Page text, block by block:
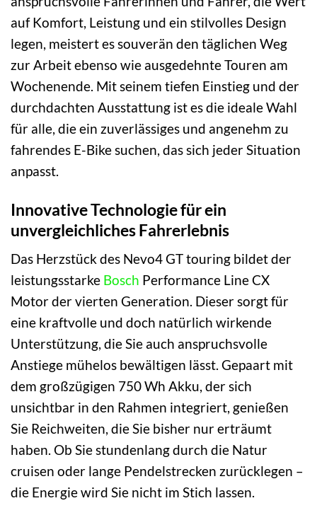
auf Komfort, Leistung und ein stilvolles Design
legen, meistert es souverän den täglichen Weg
zur Arbeit ebenso wie ausgedehnte Touren am
Wochenende. Mit seinem tiefen Einstieg und der
durchdachten Ausstattung ist es die ideale Wahl
für alle, die ein zuverlässiges und angenehm zu
fahrendes E-Bike suchen, das sich jeder Situation
anpasst.
Innovative Technologie für ein
unvergleichliches Fahrerlebnis
Das Herzstück des Nevo4 GT touring bildet der
leistungsstarke Bosch Performance Line CX
Motor der vierten Generation. Dieser sorgt für
eine kraftvolle und doch natürlich wirkende
Unterstützung, die Sie auch anspruchsvolle
Anstiege mühelos bewältigen lässt. Gepaart mit
dem großzügigen 750 Wh Akku, der sich
unsichtbar in den Rahmen integriert, genießen
Sie Reichweiten, die Sie bisher nur erträumt
haben. Ob Sie stundenlang durch die Natur
cruisen oder lange Pendelstrecken zurücklegen –
die Energie wird Sie nicht im Stich lassen.